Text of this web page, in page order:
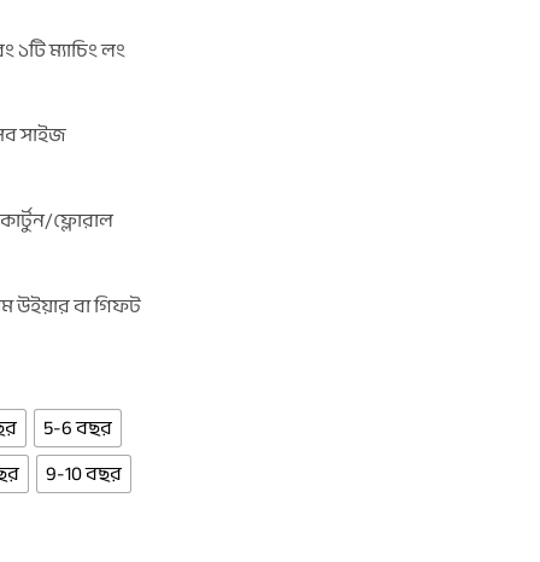
১টি ম্যাচিং লং
সাইজ
কার্টুন/ফ্লোরাল
উইয়ার বা গিফট
5-6 বছর
9-10 বছর